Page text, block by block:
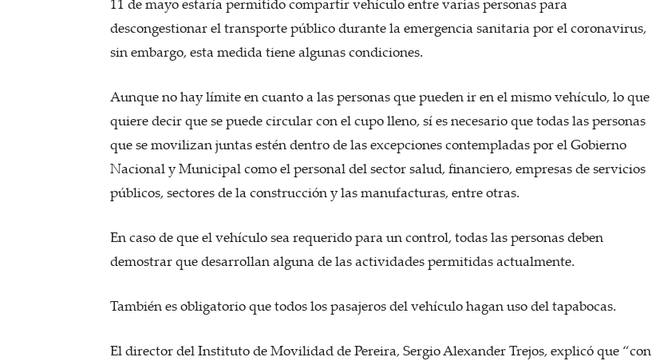
descongestionar el transporte público durante la emergencia sanitaria por el coronavirus,
sin embargo, esta medida tiene algunas condiciones.
Aunque no hay límite en cuanto a las personas que pueden ir en el mismo vehículo, lo que
quiere decir que se puede circular con el cupo lleno, sí es necesario que todas las personas
que se movilizan juntas estén dentro de las excepciones contempladas por el Gobierno
Nacional y Municipal como el personal del sector salud, financiero, empresas de servicios
públicos, sectores de la construcción y las manufacturas, entre otras.
En caso de que el vehículo sea requerido para un control, todas las personas deben
demostrar que desarrollan alguna de las actividades permitidas actualmente.
También es obligatorio que todos los pasajeros del vehículo hagan uso del tapabocas.
El director del Instituto de Movilidad de Pereira, Sergio Alexander Trejos, explicó que “con